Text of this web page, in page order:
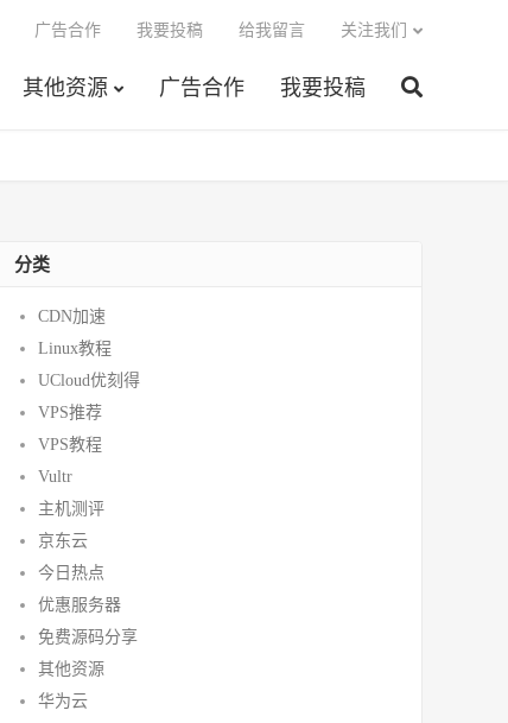
其他资源 广告合作 我要投稿
广告合作 我要投稿 给我留言 关注我们
分类
CDN加速
Linux教程
UCloud优刻得
VPS推荐
VPS教程
Vultr
主机测评
京东云
今日热点
优惠服务器
免费源码分享
其他资源
华为云